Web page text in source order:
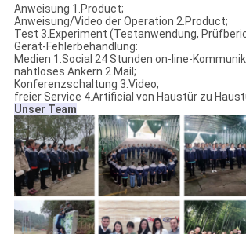
Anweisung 1.Product;
Anweisung/Video der Operation 2.Product;
Test 3.Experiment (Testanwendung,
Gerät-Fehlerbehandlung:
Medien 1.Social 24 Stunden on-line-
nahtloses Ankern 2.Mail;
Konferenzschaltung 3.Video;
freier Service 4.Artificial von Haustür zu
Unser Team